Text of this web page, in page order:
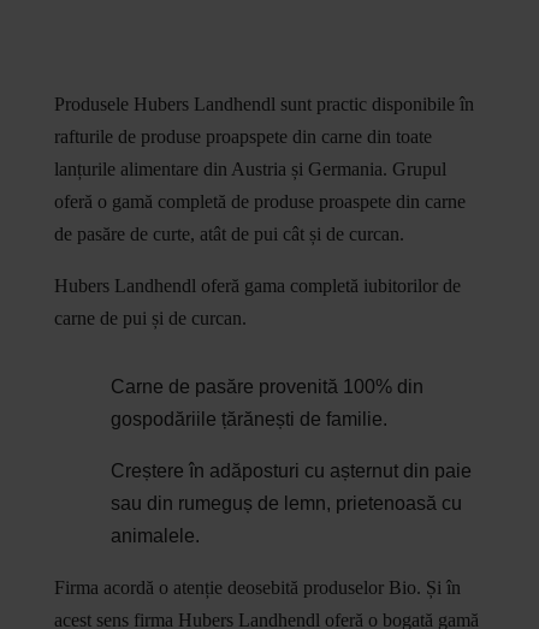
Produsele Hubers Landhendl sunt practic disponibile în
rafturile de produse proapspete din carne din toate
lanțurile alimentare din Austria și Germania. Grupul
oferă o gamă completă de produse proaspete din carne
de pasăre de curte, atât de pui cât și de curcan.
Hubers Landhendl oferă gama completă iubitorilor de
carne de pui și de curcan.
Carne de pasăre provenită 100% din
gospodăriile țărănești de familie.
Creștere în adăposturi cu așternut din paie
sau din rumeguș de lemn, prietenoasă cu
animalele.
Firma acordă o atenție deosebită produselor Bio. Și în
acest sens firma Hubers Landhendl oferă o bogată gamă